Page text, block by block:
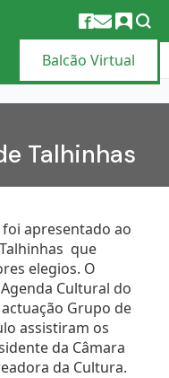
Balcão Virtual
Talhinhas
foi apresentado ao
que
elegios. O
Cultural do
Grupo de
assistiram os
da Câmara
da Cultura.